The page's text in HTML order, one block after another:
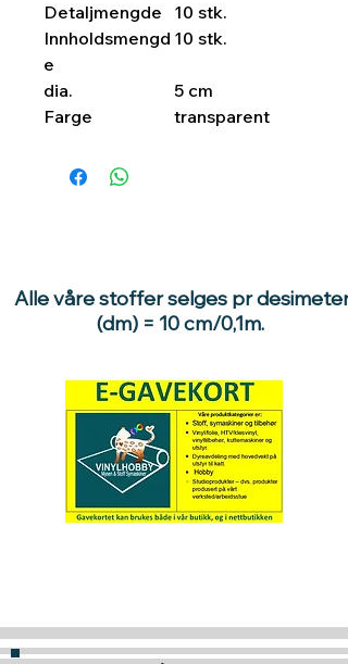
Detaljmengde
10 stk.
Innholdsmengd
e
10 stk.
dia.
5 cm
Farge
transparent
Alle våre stoffer selges pr desimeter
(dm) = 10 cm/0,1m.